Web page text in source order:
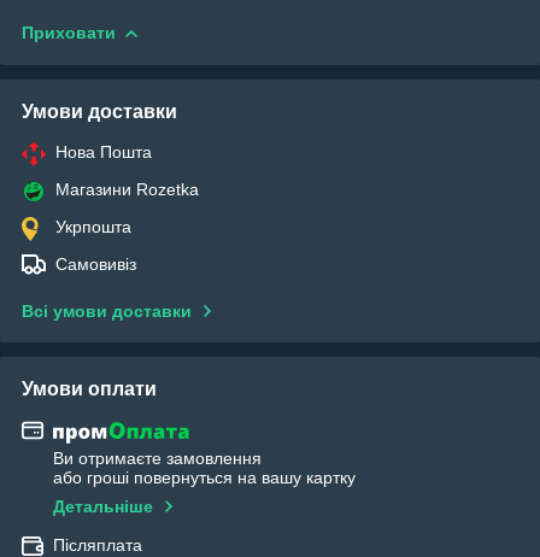
Приховати
Умови доставки
Нова Пошта
Магазини Rozetka
Укрпошта
Самовивіз
Всі умови доставки
Умови оплати
Ви отримаєте замовлення
або гроші повернуться на вашу картку
Детальніше
Післяплата